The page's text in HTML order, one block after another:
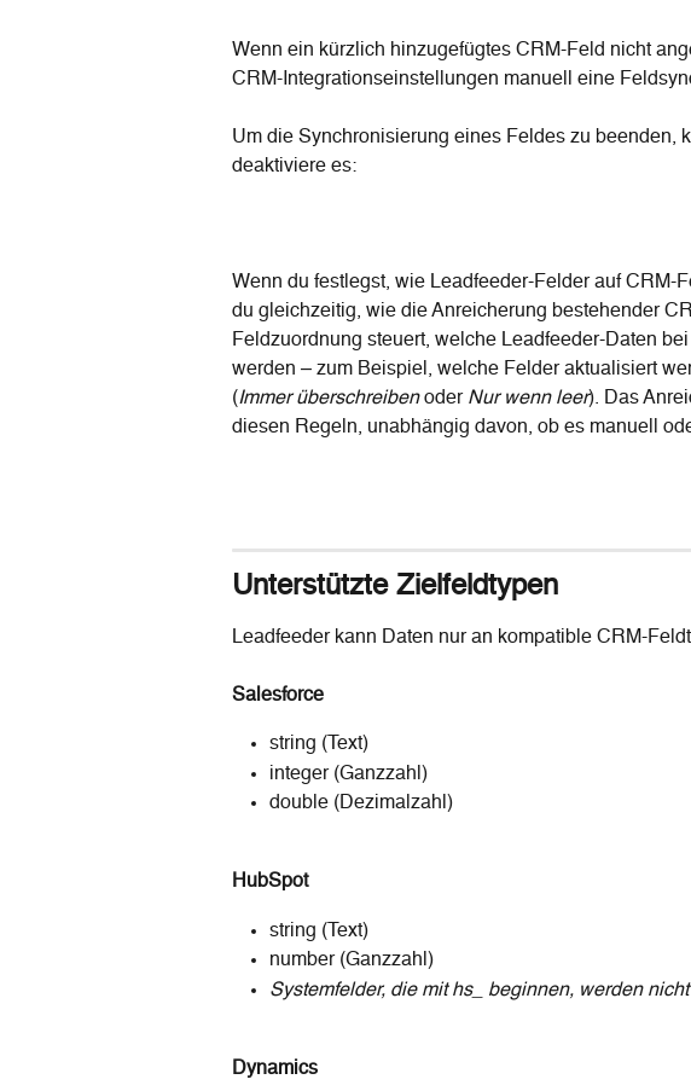
Wenn ein kürzlich hinzugefügtes CRM-Feld nicht
CRM-Integrationseinstellungen manuell eine
Um die Synchronisierung eines Feldes zu beenden,
deaktiviere es:
Wenn du festlegst, wie Leadfeeder-Felder auf CRM-
du gleichzeitig, wie die Anreicherung bestehender
Feldzuordnung steuert, welche Leadfeeder-Daten
werden – zum Beispiel, welche Felder aktualisiert
(Immer überschreiben oder Nur wenn leer). Das
diesen Regeln, unabhängig davon, ob es manuell
Unterstützte Zielfeldtypen
Leadfeeder kann Daten nur an kompatible CRM-
Salesforce
string (Text)
integer (Ganzzahl)
double (Dezimalzahl)
HubSpot
string (Text)
number (Ganzzahl)
Systemfelder, die mit hs_ beginnen, werden
Dynamics